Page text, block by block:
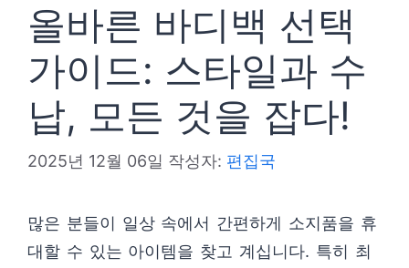
올바른 바디백 선택
가이드: 스타일과 수
납, 모든 것을 잡다!
2025년 12월 06일 작성자: 편집국
많은 분들이 일상 속에서 간편하게 소지품을 휴
대할 수 있는 아이템을 찾고 계십니다. 특히 최